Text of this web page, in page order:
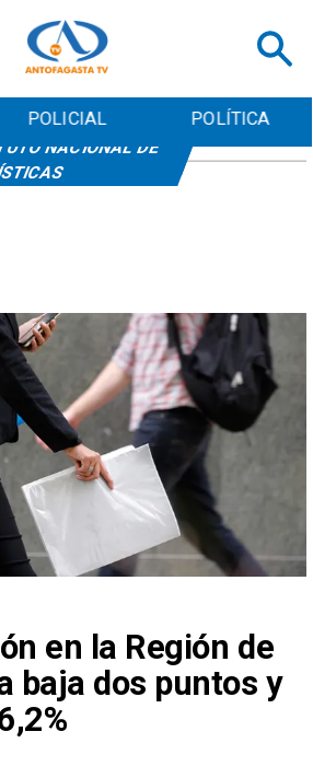
POLICIAL POLÍTICA
en la Región de
baja dos puntos y
NACIONAL DE